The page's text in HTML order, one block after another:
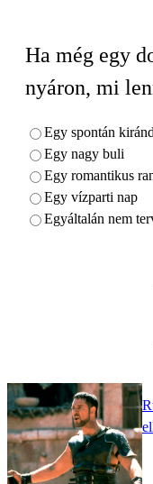
Ha még egy
nyáron, mi
Egy spontán
Egy nagy buli
Egy romantikus
Egy vízparti nap
Egyáltalán nem